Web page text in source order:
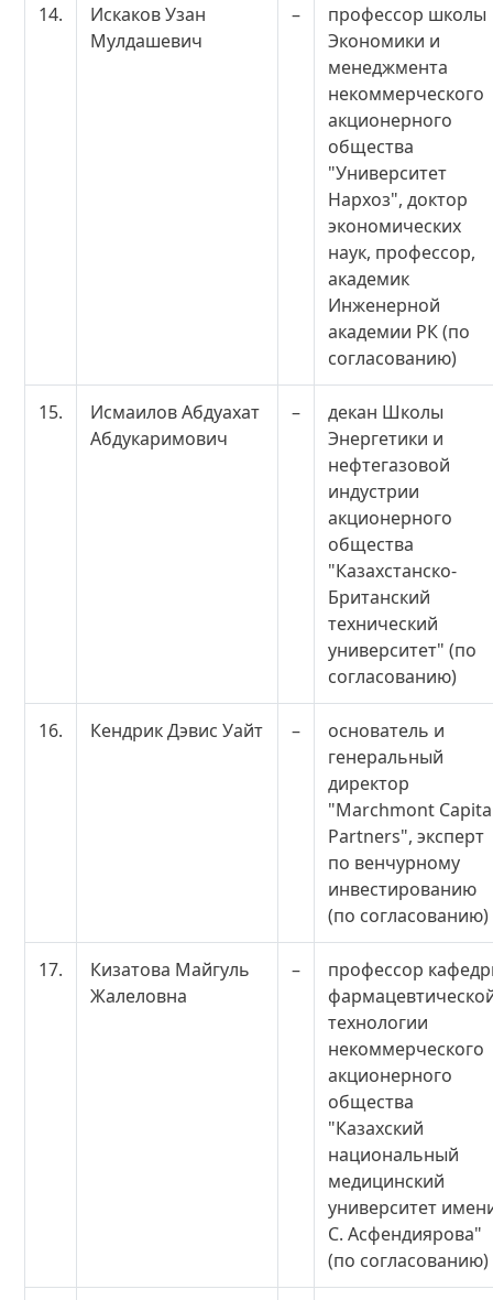
14.
Искаков Узан
Мулдашевич
–
профессор школы
Экономики и
менеджмента
некоммерческого
акционерного
общества
"Университет
Нархоз", доктор
экономических
наук, профессор,
академик
Инженерной
академии РК (по
согласованию)
15.
Исмаилов Абдуахат
Абдукаримович
–
декан Школы
Энергетики и
нефтегазовой
индустрии
акционерного
общества
"Казахстанско-
Британский
технический
университет" (по
согласованию)
16. Кендрик Дэвис Уайт –
основатель и
генеральный
директор
"Marchmont
Partners", эксперт
по венчурному
инвестированию
(по согласованию)
17.
Кизатова Майгуль
Жалеловна
–
профессор
технологии
некоммерческого
акционерного
общества
"Казахский
национальный
медицинский
университет
С. Асфендиярова"
(по согласованию)